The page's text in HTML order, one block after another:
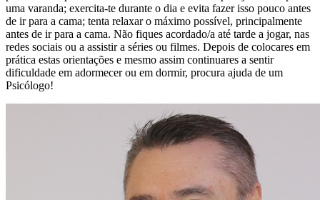
uma varanda; exercita-te durante o dia e evita fazer isso pouco antes
de ir para a cama; tenta relaxar o máximo possível, principalmente
antes de ir para a cama. Não fiques acordado/a até tarde a jogar, nas
redes sociais ou a assistir a séries ou filmes. Depois de colocares em
prática estas orientações e mesmo assim continuares a sentir
dificuldade em adormecer ou em dormir, procura ajuda de um
Psicólogo!